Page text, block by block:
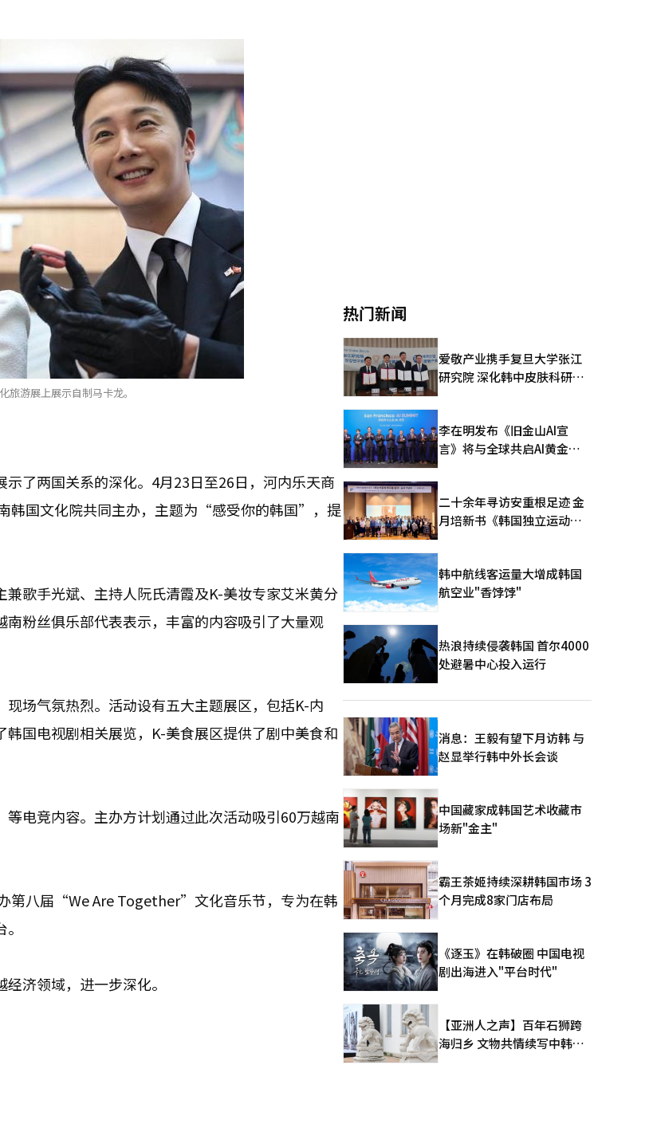
游展上展示自制马卡龙。
了两国关系的深化。4月23日至26日，河内乐天商
韩国文化院共同主办，主题为“感受你的韩国”，提
歌手光斌、主持人阮氏清霞及K-美妆专家艾米黄分
粉丝俱乐部代表表示，丰富的内容吸引了大量观
场气氛热烈。活动设有五大主题展区，包括K-内
国电视剧相关展览，K-美食展区提供了剧中美食和
竞内容。主办方计划通过此次活动吸引60万越南
第八届“We Are Together”文化音乐节，专为在韩
济领域，进一步深化。
热门新闻
爱敬产业携手复旦大学张江
研究院 深化韩中皮肤科研合
李在明发布《旧金山AI宣
言》将与全球共启AI黄金时
二十余年寻访安重根足迹 金
月培新书《韩国独立运动圣
韩中航线客运量大增成韩国
航空业"香饽饽"
热浪持续侵袭韩国 首尔4000
处避暑中心投入运行
消息：王毅有望下月访韩 与
赵显举行韩中外长会谈
中国藏家成韩国艺术收藏市
场新"金主"
霸王茶姬持续深耕韩国市场 3
个月完成8家门店布局
《逐玉》在韩破圈 中国电视
剧出海进入"平台时代"
【亚洲人之声】百年石狮跨
海归乡 文物共情续写中韩人